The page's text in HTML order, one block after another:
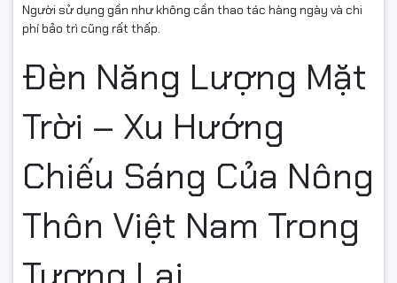
Người sử dụng gần như không cần thao tác hàng ngày và chi
phí bảo trì cũng rất thấp.
Đèn Năng Lượng Mặt
Trời – Xu Hướng
Chiếu Sáng Của Nông
Thôn Việt Nam Trong